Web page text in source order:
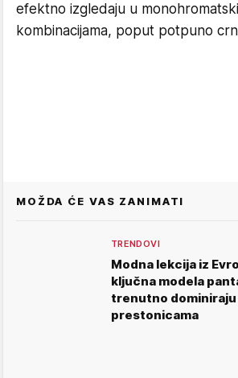
efektno izgledaju u
kombinacijama, poput potpuno
MOŽDA ĆE VAS ZANIMATI
TRENDOVI
Modna lekcija iz
ključna modela
trenutno
prestonicama